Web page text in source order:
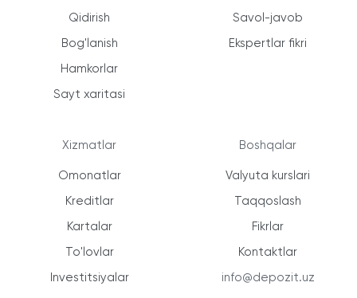
Qidirish
Bog'lanish
Hamkorlar
Sayt xaritasi
Xizmatlar
Omonatlar
Kreditlar
Kartalar
To'lovlar
Investitsiyalar
Savol-javob
Ekspertlar fikri
Boshqalar
Valyuta kurslari
Taqqoslash
Fikrlar
Kontaktlar
info@depozit.uz